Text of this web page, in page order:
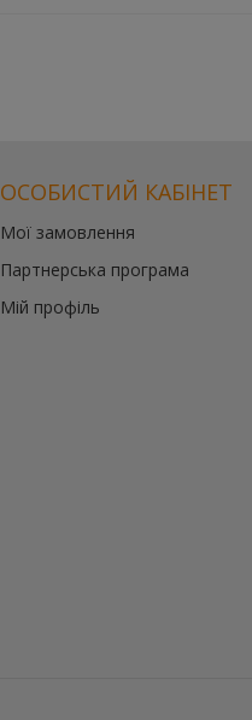
ОСОБИСТИЙ КАБІНЕТ
Мої замовлення
Партнерська програма
Мій профіль